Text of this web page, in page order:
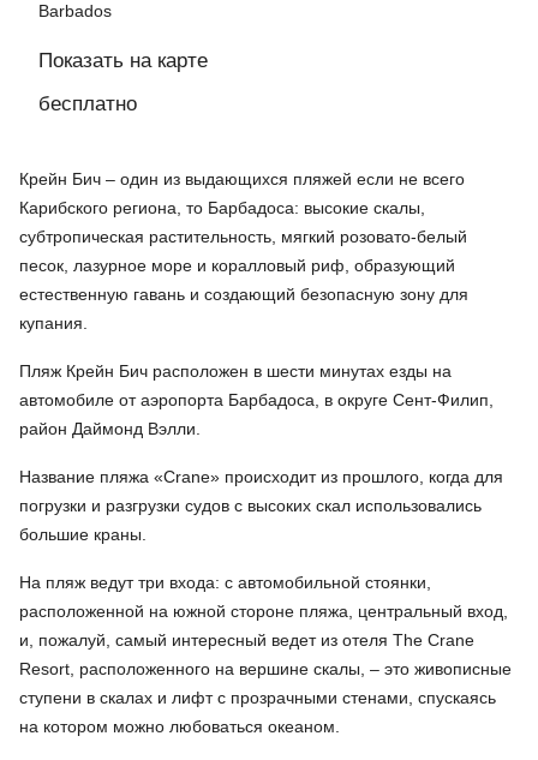
Barbados
Показать на карте
бесплатно
Крейн Бич – один из выдающихся пляжей если не всего
Карибского региона, то Барбадоса: высокие скалы,
субтропическая растительность, мягкий розовато-белый
песок, лазурное море и коралловый риф, образующий
естественную гавань и создающий безопасную зону для
купания.
Пляж Крейн Бич расположен в шести минутах езды на
автомобиле от аэропорта Барбадоса, в округе Сент-Филип,
район Даймонд Вэлли.
Название пляжа «Crane» происходит из прошлого, когда для
погрузки и разгрузки судов с высоких скал использовались
большие краны.
На пляж ведут три входа: с автомобильной стоянки,
расположенной на южной стороне пляжа, центральный вход,
и, пожалуй, самый интересный ведет из отеля The Crane
Resort, расположенного на вершине скалы, – это живописные
ступени в скалах и лифт с прозрачными стенами, спускаясь
на котором можно любоваться океаном.